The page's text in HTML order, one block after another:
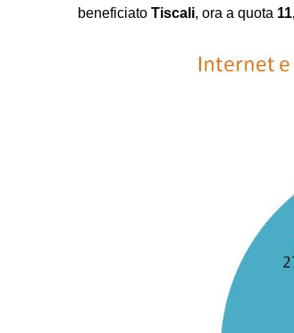
beneficiato Tiscali, ora a quota